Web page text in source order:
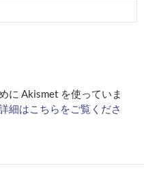
に Akismet を使っていま
細はこちらをご覧くださ